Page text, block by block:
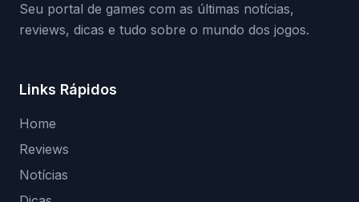
Seu portal de games com as últimas notícias,
reviews, dicas e tudo sobre o mundo dos jogos.
Links Rápidos
Home
Reviews
Notícias